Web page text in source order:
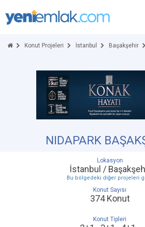
Konut Projeleri İstanbul Başakşehir
NIDAPARK
Lokasyon
İstanbul /
Bu bölgedeki diğer projeleri
Konut Sayısı
374 Konut
Konut Tipleri